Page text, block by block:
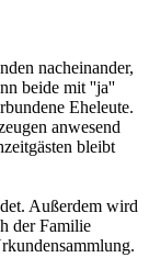
nacheinander,
beide mit ''ja''
Eheleute.
anwesend
bleibt
Außerdem wird
der Familie